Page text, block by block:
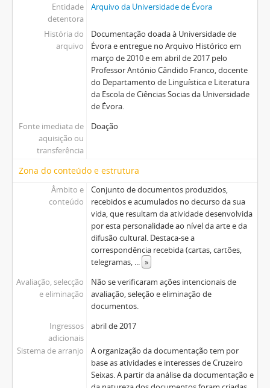
Entidade
detentora
Arquivo da Universidade de Évora
História do
arquivo
Documentação doada à Universidade de
Évora e entregue no Arquivo Histórico em
março de 2010 e em abril de 2017 pelo
Professor António Cândido Franco, docente
do Departamento de Linguística e Literatura
da Escola de Ciências Socias da Universidade
de Évora.
Fonte imediata de
aquisição ou
transferência
Doação
Zona do conteúdo e estrutura
Âmbito e
conteúdo
Conjunto de documentos produzidos,
recebidos e acumulados no decurso da sua
vida, que resultam da atividade desenvolvida
por esta personalidade ao nível da arte e da
difusão cultural. Destaca-se a
correspondência recebida (cartas, cartões,
telegramas, ... »
Avaliação, selecção
e eliminação
Não se verificaram ações intencionais de
avaliação, seleção e eliminação de
documentos.
Ingressos
adicionais
abril de 2017
Sistema de arranjo
A organização da documentação tem por
base as atividades e interesses de Cruzeiro
Seixas. A partir da análise da documentação e